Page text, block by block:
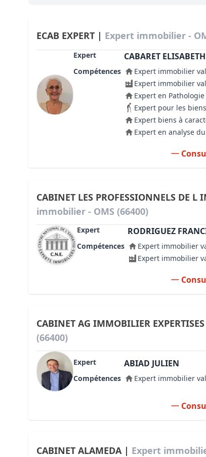
Règles d’urbanisme
Pathologies des bâtiments
Lecture et compréhension
Droit de l'environnement et
Estimer le droit au bail
ECAB EXPERT | Expert immobilier -
Expert CABARET ELISABETH
Compétences
Expert immobilier
Expert immobilier
Expert en
Expert pour les
Expert biens à
Expert en analyse
CABINET LES PROFESSIONNELS DE L
immobilier - OMS (66400)
Expert RODRIGUEZ
Compétences
Expert immobilier
Expert immobilier
CABINET AG IMMOBILIER
(66400)
Expert ABIAD JULIEN
Compétences Expert immobilier
CABINET ALAMEDA | Expert